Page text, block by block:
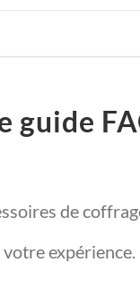
guide
de